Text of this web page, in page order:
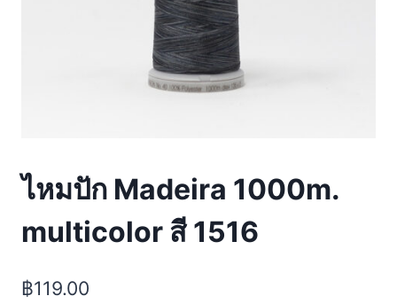
ไหมปัก Madeira 1000m.
multicolor สี 1516
฿119.00